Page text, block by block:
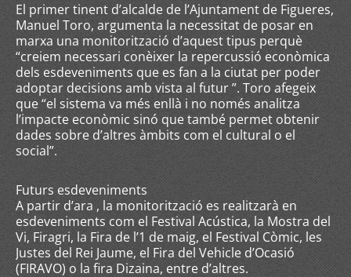
El primer tinent d’alcalde de l’Ajuntament de Figueres,
Manuel Toro, argumenta la necessitat de posar en
marxa una monitorització d’aquest tipus perquè
“creiem necessari conèixer la repercussió econòmica
dels esdeveniments que es fan a la ciutat per poder
adoptar decisions amb vista al futur ”. Toro afegeix
que “el sistema va més enllà i no només analitza
l’impacte econòmic sinó que també permet obtenir
dades sobre d’altres àmbits com el cultural o el
social”.
Futurs esdeveniments
A partir d’ara , la monitorització es realitzarà en
esdeveniments com el Festival Acústica, la Mostra del
Vi, Firagri, la Fira de l’1 de maig, el Festival Còmic, les
Justes del Rei Jaume, el Fira del Vehicle d’Ocasió
(FIRAVO) o la fira Dizaina, entre d’altres.